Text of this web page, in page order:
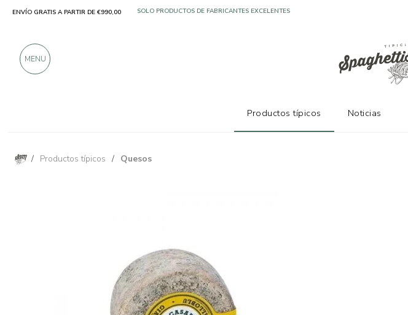
/ Productos típicos / Quesos
ENVÍO GRATIS A PARTIR DE €990,00 SOLO PRODUCTOS DE FABRICANTES EXCELENTES
MENU
Productos típicos Noticias